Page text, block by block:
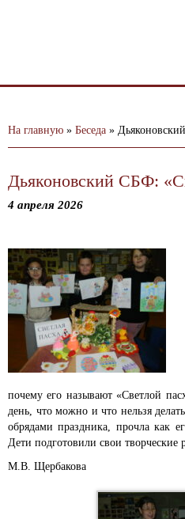
На главную » Беседа »
Дьяконовский СБФ:
4 апреля 2026
почему его называют «Светлой
день, что можно и что нельзя
обрядами праздника, прочла как
Дети подготовили свои творческие
М.В. Щербакова